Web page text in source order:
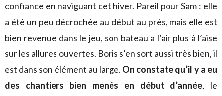
confiance en naviguant cet hiver. Pareil pour Sam : elle
a été un peu décrochée au début au près, mais elle est
bien revenue dans le jeu, son bateau a l’air plus à l’aise
sur les allures ouvertes. Boris s’en sort aussi très bien, il
est dans son élément au large. On constate qu’il y a eu
des chantiers bien menés en début d’année, le